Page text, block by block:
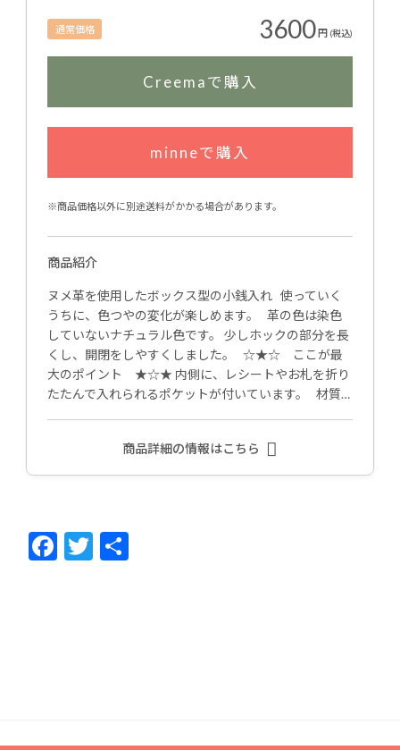
通常価格 3600 円 (税込)
Creemaで購入
minneで購入
※商品価格以外に別途送料がかかる場合があります。
商品紹介
ヌメ革を使用したボックス型の小銭入れ 使っていく
うちに、色つやの変化が楽しめます。 革の色は染色
していないナチュラル色です。 少しホックの部分を長
くし、開閉をしやすくしました。 ☆★☆ ここが最
大のポイント ★☆★ 内側に、レシートやお札を折り
たたんで入れられるポケットが付いています。 材質…
商品詳細の情報はこちら
F
T